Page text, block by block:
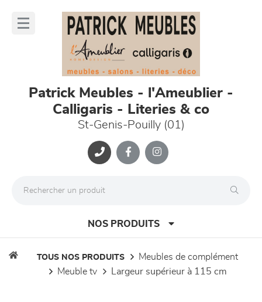
Patrick Meubles - l'Ameublier -
Calligaris - Literies & co
St-Genis-Pouilly (01)
NOS PRODUITS
TOUS NOS PRODUITS
meubles de complément
meuble tv
largeur supérieur à 115 cm